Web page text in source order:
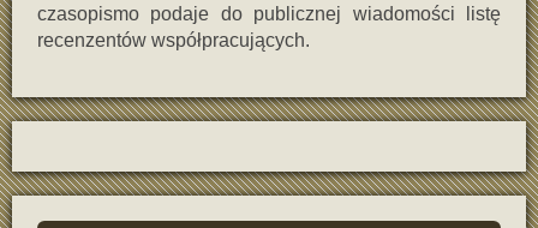
czasopismo podaje do publicznej wiadomości listę
recenzentów współpracujących.